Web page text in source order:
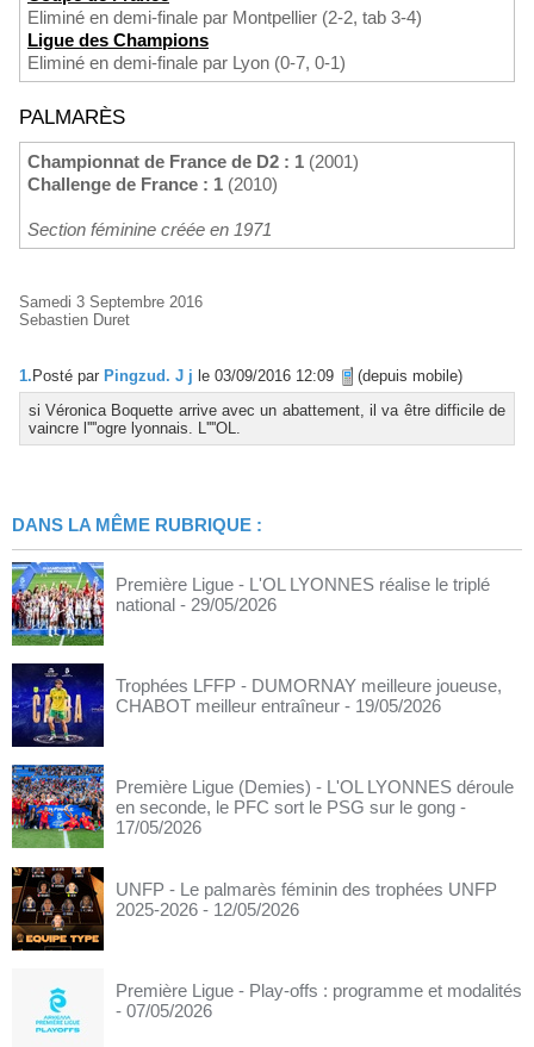
Eliminé en demi-finale par Montpellier (2-2, tab 3-4)
Ligue des Champions
Eliminé en demi-finale par Lyon (0-7, 0-1)
PALMARÈS
Championnat de France de D2 : 1 (2001)
Challenge de France : 1 (2010)
Section féminine créée en 1971
Samedi 3 Septembre 2016
Sebastien Duret
1.Posté par Pingzud. J j le 03/09/2016 12:09
(depuis mobile)
si Véronica Boquette arrive avec un abattement, il va être difficile de
vaincre l''''ogre lyonnais. L''''OL.
DANS LA MÊME RUBRIQUE :
Première Ligue - L'OL LYONNES réalise le triplé
national - 29/05/2026
Trophées LFFP - DUMORNAY meilleure joueuse,
CHABOT meilleur entraîneur - 19/05/2026
Première Ligue (Demies) - L'OL LYONNES déroule
en seconde, le PFC sort le PSG sur le gong -
17/05/2026
UNFP - Le palmarès féminin des trophées UNFP
2025-2026 - 12/05/2026
Première Ligue - Play-offs : programme et modalités
- 07/05/2026